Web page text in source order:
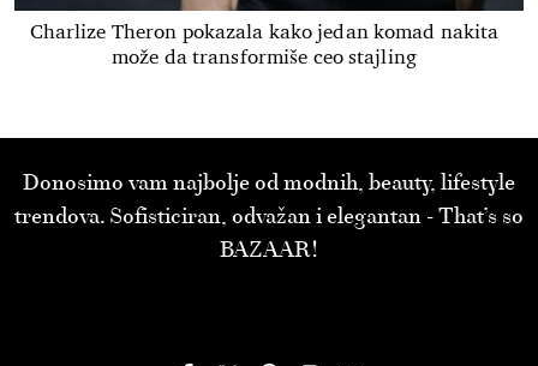
Charlize Theron pokazala kako jedan komad nakita
može da transformiše ceo stajling
Donosimo vam najbolje od modnih, beauty, lifestyle
trendova. Sofisticiran, odvažan i elegantan - That’s so
BAZAAR!